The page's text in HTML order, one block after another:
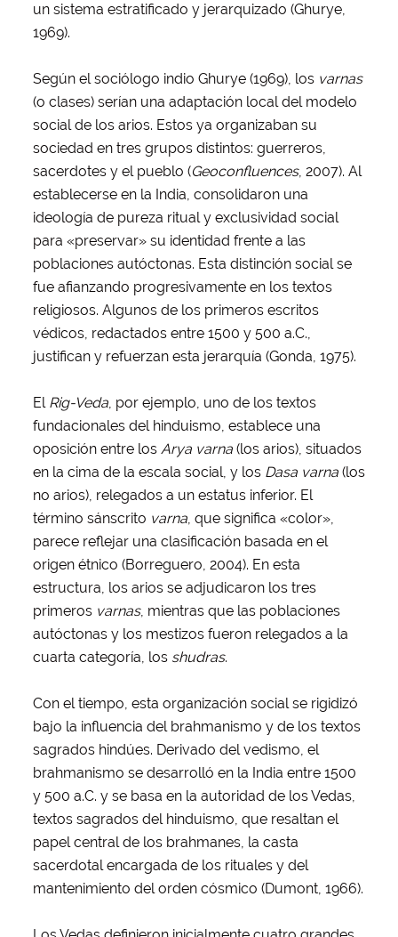
un sistema estratificado y jerarquizado (Ghurye,
1969).
Según el sociólogo indio Ghurye (1969), los varnas
(o clases) serían una adaptación local del modelo
social de los arios. Estos ya organizaban su
sociedad en tres grupos distintos: guerreros,
sacerdotes y el pueblo (Geoconfluences, 2007). Al
establecerse en la India, consolidaron una
ideología de pureza ritual y exclusividad social
para «preservar» su identidad frente a las
poblaciones autóctonas. Esta distinción social se
fue afianzando progresivamente en los textos
religiosos. Algunos de los primeros escritos
védicos, redactados entre 1500 y 500 a.C.,
justifican y refuerzan esta jerarquía (Gonda, 1975).
El Rig-Veda, por ejemplo, uno de los textos
fundacionales del hinduismo, establece una
oposición entre los Arya varna(los arios), situados
en la cima de la escala social, y los Dasa varna(los
no arios), relegados a un estatus inferior. El
término sánscrito varna, que significa «color»,
parece reflejar una clasificación basada en el
origen étnico (Borreguero, 2004). En esta
estructura, los arios se adjudicaron los tres
primeros varnas, mientras que las poblaciones
autóctonas y los mestizos fueron relegados a la
cuarta categoría, los shudras.
Con el tiempo, esta organización social se rigidizó
bajo la influencia del brahmanismo y de los textos
sagrados hindúes. Derivado del vedismo, el
brahmanismo se desarrolló en la India entre 1500
y 500 a.C. y se basa en la autoridad de los Vedas,
textos sagrados del hinduismo, que resaltan el
papel central de los brahmanes, la casta
sacerdotal encargada de los rituales y del
mantenimiento del orden cósmico (Dumont, 1966).